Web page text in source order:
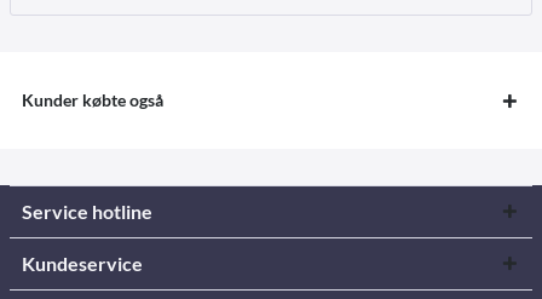
Kunder købte også
Service hotline
Kundeservice